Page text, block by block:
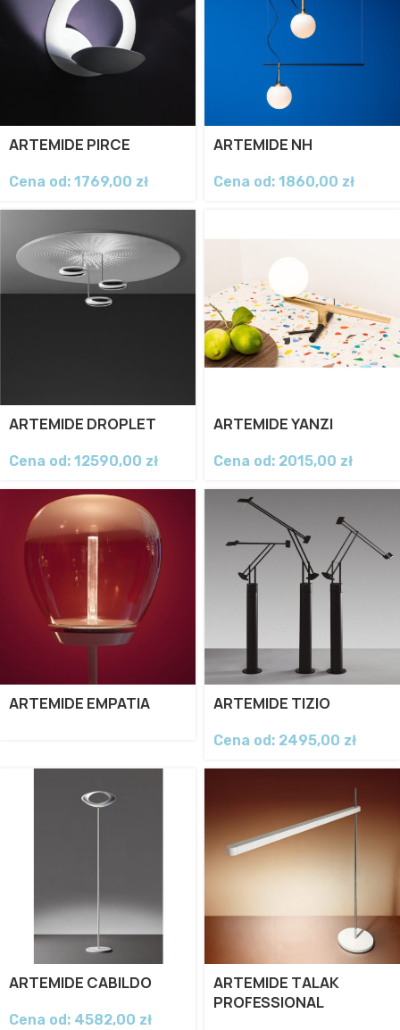
ARTEMIDE PIRCE
Cena od: 1769,00 zł
ARTEMIDE NH
Cena od: 1860,00 zł
ARTEMIDE DROPLET
Cena od: 12590,00 zł
ARTEMIDE YANZI
Cena od: 2015,00 zł
ARTEMIDE EMPATIA ARTEMIDE TIZIO
Cena od: 2495,00 zł
ARTEMIDE CABILDO
Cena od: 4582,00 zł
ARTEMIDE TALAK
PROFESSIONAL